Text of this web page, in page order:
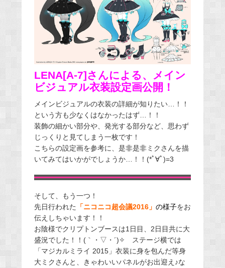
LENA[A-7]さんによる、メイン
ビジュアル衣装設定画公開！
メインビジュアルの衣装の詳細が知りたい…！！
という方も少なくはなかったはず…！！
装飾の細かい部分や、発光する部分など、思わず
じっくりと見てしまう一枚です！
こちらの設定画を参考に、是非是非ミクさんを描
いてみてはいかがでしょうか…！！(*ﾟ∀ﾟ)=3
そして、もう一つ！
先日行われた 「ニコニコ超会議2016」 の様子をお
伝えしちゃいます！！
お陰様でクリプトンブースは1日目、2日目共に大
盛況でした！！(｀・▽・´)✧ ステージ横では
「マジカルミライ 2015」衣装に身を包んだ等身
大ミクさんと、きゃわいいパネルがお出迎え♪な